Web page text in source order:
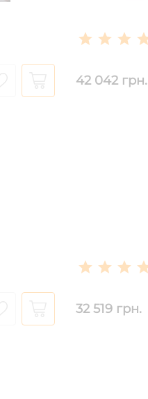
42 042 грн.
32 519 грн.